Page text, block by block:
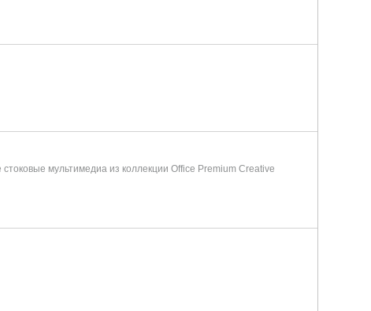
мультимедиа из коллекции Office Premium Creative